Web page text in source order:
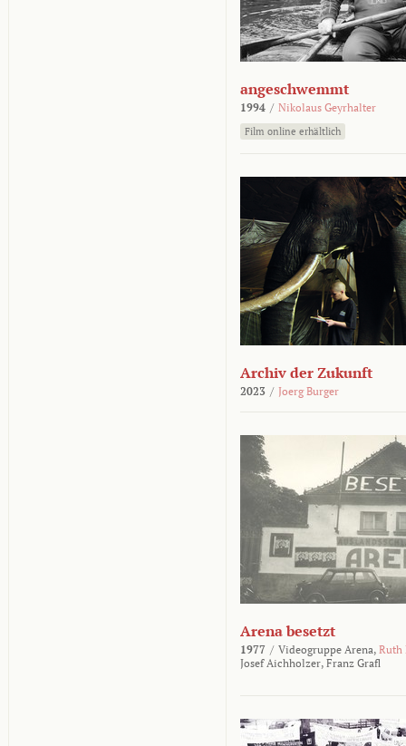
angeschwemmt
1994 / Nikolaus Geyrhalter
Film online erhältlich
Archiv der Zukunft
2023 / Joerg Burger
Arena besetzt
1977 / Videogruppe Arena, Ruth
Josef Aichholzer, Franz Grafl